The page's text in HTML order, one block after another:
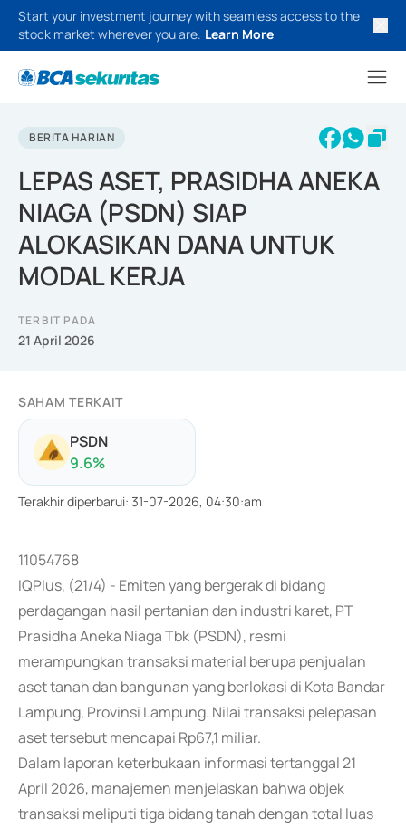
Start your investment journey with seamless access to the
stock market wherever you are. Learn More
BERITA HARIAN
LEPAS ASET, PRASIDHA ANEKA
NIAGA (PSDN) SIAP
ALOKASIKAN DANA UNTUK
MODAL KERJA
TERBIT PADA
21 April 2026
SAHAM TERKAIT
PSDN
9.6%
Terakhir diperbarui: 31-07-2026, 04:30:am
11054768
IQPlus, (21/4) - Emiten yang bergerak di bidang
perdagangan hasil pertanian dan industri karet, PT
Prasidha Aneka Niaga Tbk (PSDN), resmi
merampungkan transaksi material berupa penjualan
aset tanah dan bangunan yang berlokasi di Kota Bandar
Lampung, Provinsi Lampung. Nilai transaksi pelepasan
aset tersebut mencapai Rp67,1 miliar.
Dalam laporan keterbukaan informasi tertanggal 21
April 2026, manajemen menjelaskan bahwa objek
transaksi meliputi tiga bidang tanah dengan total luas